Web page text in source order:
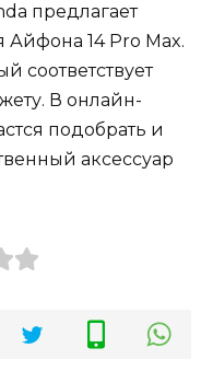
предлагает
14 Pro Max.
соответствует
В онлайн-
подобрать и
аксессуар